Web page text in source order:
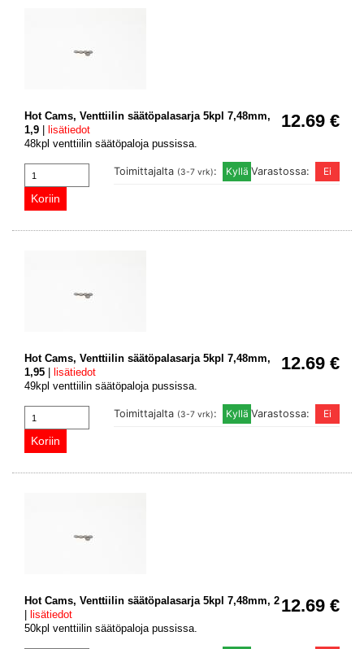
12.69 €
Hot Cams, Venttiilin säätöpalasarja 5kpl 7,48mm,
1,9
lisätiedot
48kpl venttiilin säätöpaloja pussissa.
Varastossa:
Toimittajalta (3-7 vrk):
12.69 €
Hot Cams, Venttiilin säätöpalasarja 5kpl 7,48mm,
1,95
lisätiedot
49kpl venttiilin säätöpaloja pussissa.
Varastossa:
Toimittajalta (3-7 vrk):
12.69 €
Hot Cams, Venttiilin säätöpalasarja 5kpl 7,48mm, 2
lisätiedot
50kpl venttiilin säätöpaloja pussissa.